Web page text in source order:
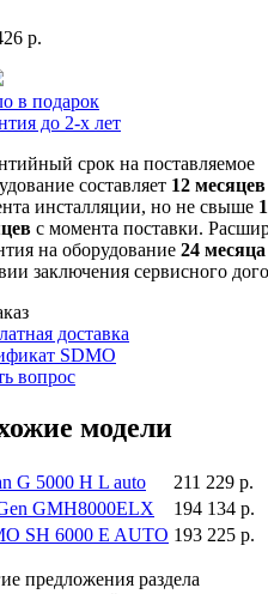
р.
в подарок
до 2-х лет
срок на поставляемое
составляет 12 месяцев
инсталляции, но не свыше
с момента поставки.
на оборудование 24 месяца
заключения сервисного
доставка
SDMO
вопрос
модели
G 5000 H L auto
211 229 р.
GMH8000ELX
194 134 р.
SH 6000 E AUTO 193 225 р.
предложения раздела